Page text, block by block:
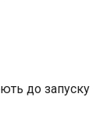
до запуску